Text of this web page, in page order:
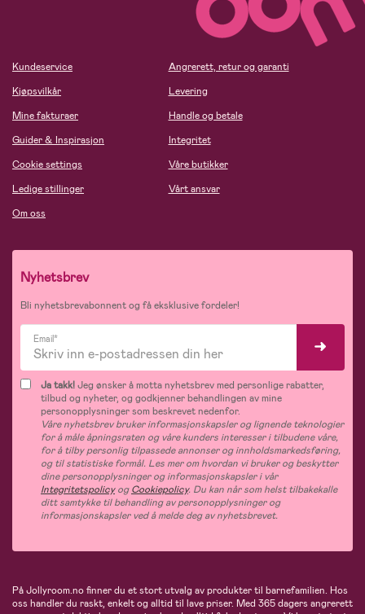
Kundeservice
Kjøpsvilkår
Mine fakturaer
Guider & Inspirasjon
Cookie settings
Ledige stillinger
Om oss
Angrerett, retur og garanti
Levering
Handle og betale
Integritet
Våre butikker
Vårt ansvar
Nyhetsbrev
Bli nyhetsbrevabonnent og få eksklusive fordeler!
Email*
Ja takk!Jeg ønsker å motta nyhetsbrev med personlige rabatter,
tilbud og nyheter, og godkjenner behandlingen av mine
personopplysninger som beskrevet nedenfor.
Våre nyhetsbrev bruker informasjonskapsler og lignende teknologier
for å måle åpningsraten og våre kunders interesser i tilbudene våre,
for å tilby personlig tilpassede annonser og innholdsmarkedsføring,
og til statistiske formål. Les mer om hvordan vi bruker og beskytter
dine personopplysninger og informasjonskapsler i vår
IntegritetspolicyogCookiepolicy. Du kan når som helst tilbakekalle
ditt samtykke til behandling av personopplysninger og
informasjonskapsler ved å melde deg av nyhetsbrevet.
På Jollyroom.no finner du et stort utvalg av produkter til barnefamilien. Hos
oss handler du raskt, enkelt og alltid til lave priser. Med 365 dagers angrerett